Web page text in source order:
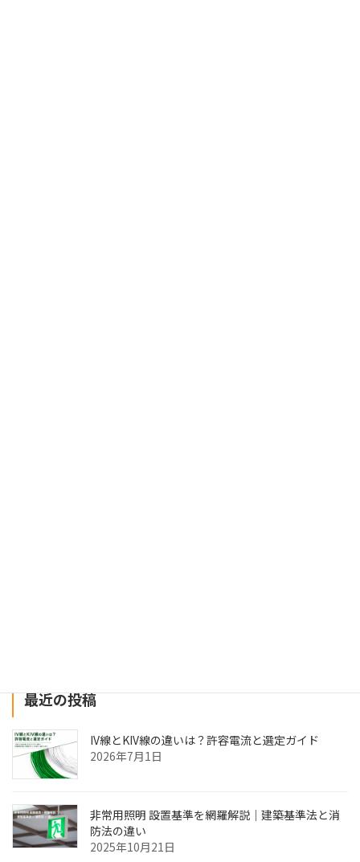
最近の投稿
IV線とKIV線の違いは？許容電流と選定ガイド
2026年7月1日
非常用照明 設置基準を網羅解説｜建築基準法と消
防法の違い
2025年10月21日